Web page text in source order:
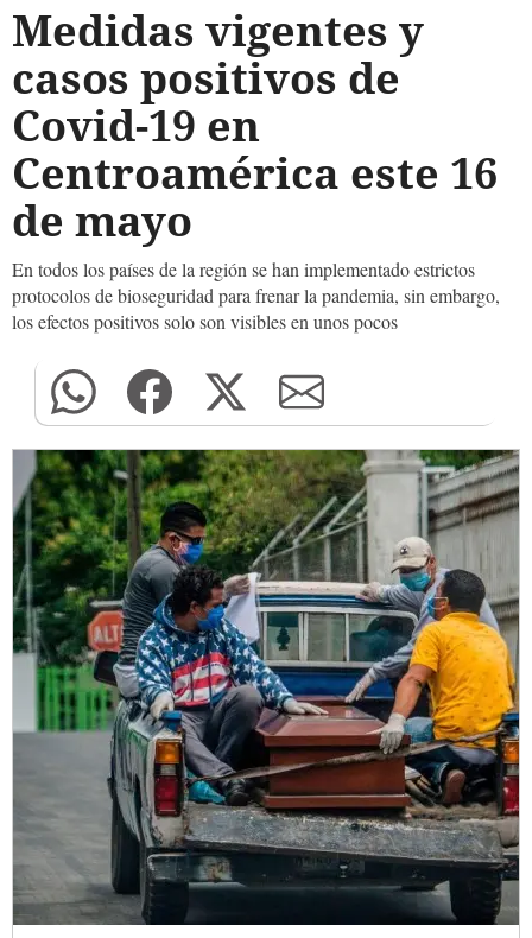
Medidas vigentes y
casos positivos de
Covid-19 en
Centroamérica este 16
de mayo
En todos los países de la región se han implementado estrictos
protocolos de bioseguridad para frenar la pandemia, sin embargo,
los efectos positivos solo son visibles en unos pocos